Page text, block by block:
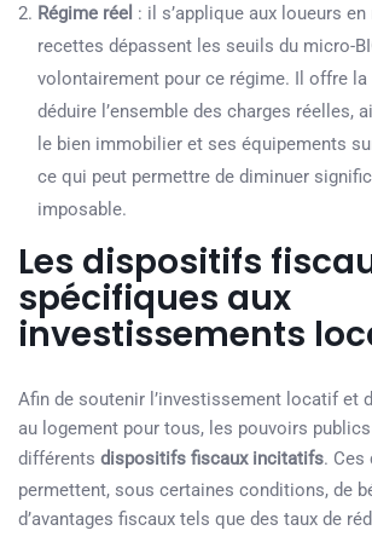
Régime réel : il s’applique aux loueurs
recettes dépassent les seuils du micro-
volontairement pour ce régime. Il offre
déduire l’ensemble des charges réelles,
le bien immobilier et ses équipements
ce qui peut permettre de diminuer
imposable.
Les dispositifs
spécifiques aux
investissements
Afin de soutenir l’investissement locatif et
au logement pour tous, les pouvoirs
différents dispositifs fiscaux incitatifs.
permettent, sous certaines conditions, de
d’avantages fiscaux tels que des taux de